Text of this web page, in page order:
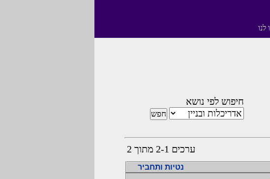
לנו
חיפוש לפי נושא
ערכים 2-1 מתוך 2
נטיות ותחביר